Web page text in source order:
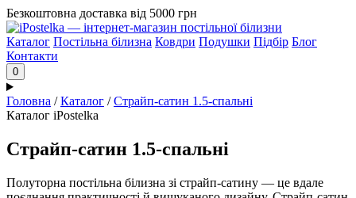
Безкоштовна доставка від 5000 грн
Каталог Постільна білизна Ковдри Подушки Підбір Блог
Контакти
0
Головна /Каталог /Страйп-сатин 1.5-спальні
Каталог iPostelka
Страйп-сатин 1.5-спальні
Полуторна постільна білизна зі страйп-сатину — це вдале